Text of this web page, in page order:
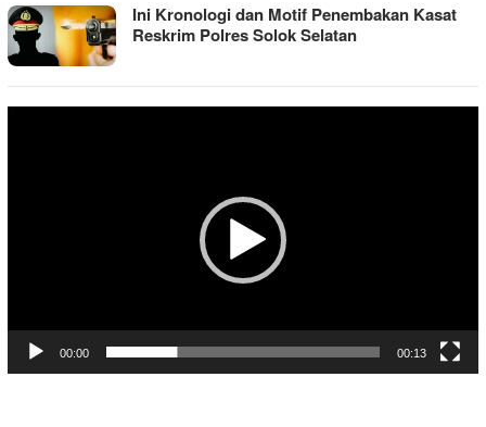
Ini Kronologi dan Motif Penembakan Kasat
Reskrim Polres Solok Selatan
00:00 00:13